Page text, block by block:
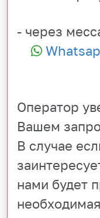
- через
Оператор
Вашем
В случае
нами будет